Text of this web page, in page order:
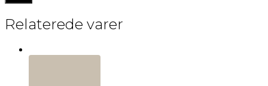
Relaterede varer